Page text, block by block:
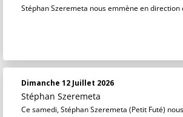
Stéphan Szeremeta nous emmène en direction
Dimanche 12 Juillet 2026
Stéphan Szeremeta
Ce samedi, Stéphan Szeremeta (Petit Futé)